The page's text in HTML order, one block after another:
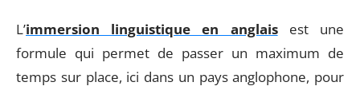
L’immersion linguistique en anglaisest une
formule qui permet de passer un maximum de
temps sur place, ici dans un pays anglophone, pour